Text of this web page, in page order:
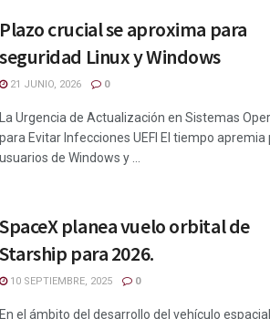
Plazo crucial se aproxima para
seguridad Linux y Windows
21 JUNIO, 2026 0
La Urgencia de Actualización en Sistemas
para Evitar Infecciones UEFI El tiempo apremia
usuarios de Windows y ...
SpaceX planea vuelo orbital de
Starship para 2026.
10 SEPTIEMBRE, 2025 0
En el ámbito del desarrollo del vehículo espacial